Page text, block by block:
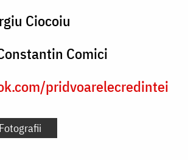
Ciocoiu
Comici
pridvoarelecredintei
Fotografii